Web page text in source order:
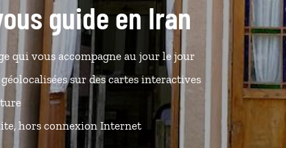
guide en Iran
qui vous accompagne au jour le jour
sur des cartes interactives
hors connexion Internet